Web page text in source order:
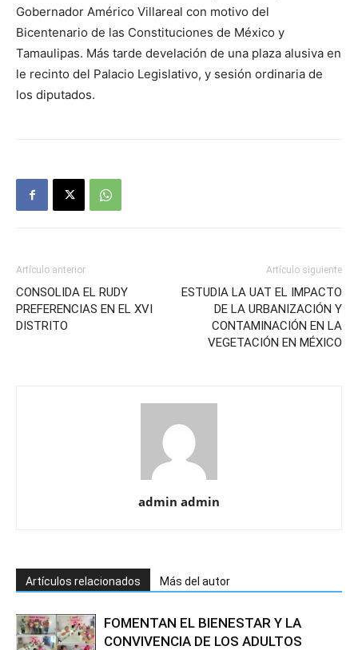
Gobernador Américo Villareal con motivo del
Bicentenario de las Constituciones de México y
Tamaulipas. Más tarde develación de una plaza alusiva en
le recinto del Palacio Legislativo, y sesión ordinaria de
los diputados.
Artículo anterior
CONSOLIDA EL RUDY
PREFERENCIAS EN EL XVI
DISTRITO
Artículo siguiente
ESTUDIA LA UAT EL IMPACTO
DE LA URBANIZACIÓN Y
CONTAMINACIÓN EN LA
VEGETACIÓN EN MÉXICO
admin admin
Artículos relacionados Más del autor
FOMENTAN EL BIENESTAR Y LA
CONVIVENCIA DE LOS ADULTOS